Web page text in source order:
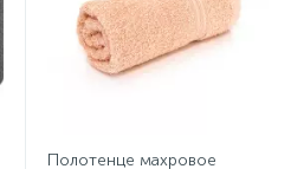
Полотенце махровое